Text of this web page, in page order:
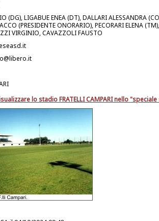
(DG), LIGABUE ENEA (DT), DALLARI ALESSANDRA
(PRESIDENTE ONORARIO), PECORARI ELENA
VIRGINIO, CAVAZZOLI FAUSTO
lo stadio FRATELLI CAMPARI nello